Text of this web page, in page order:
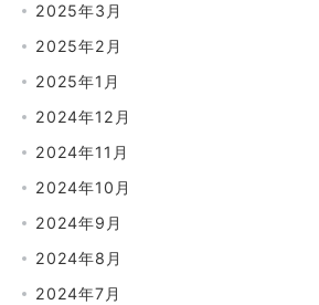
2025年3月
2025年2月
2025年1月
2024年12月
2024年11月
2024年10月
2024年9月
2024年8月
2024年7月